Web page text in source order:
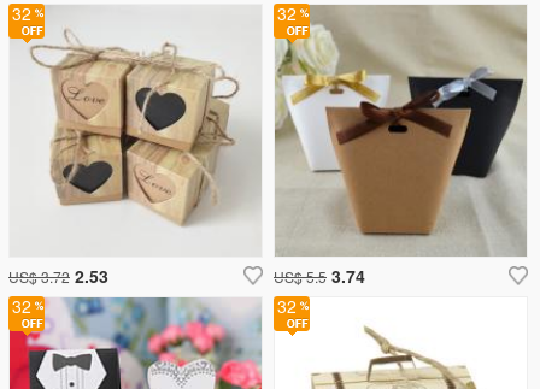
32
US$ 3.72 2.53
32
32
32
US$ 5.5 3.74